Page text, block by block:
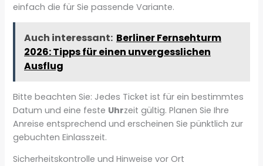
einfach die für Sie passende Variante.
Auch interessant: Berliner Fernsehturm
2026: Tipps für einen unvergesslichen
Ausflug
Bitte beachten Sie: Jedes Ticket ist für ein bestimmtes
Datum und eine feste Uhrzeit gültig. Planen Sie Ihre
Anreise entsprechend und erscheinen Sie pünktlich zur
gebuchten Einlasszeit.
Sicherheitskontrolle und Hinweise vor Ort